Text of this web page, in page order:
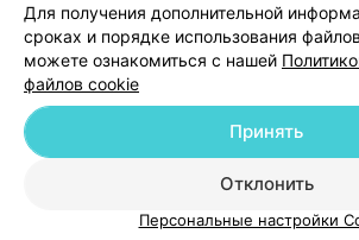
© 2026 ООО «Артокс Лаб», УНП 191700409
|
Служба поддержки +375
Для получения дополнительной
сроках и порядке использования
можете ознакомиться с нашей
файлов cookie
Отклонить
Принять
Персональные настройки